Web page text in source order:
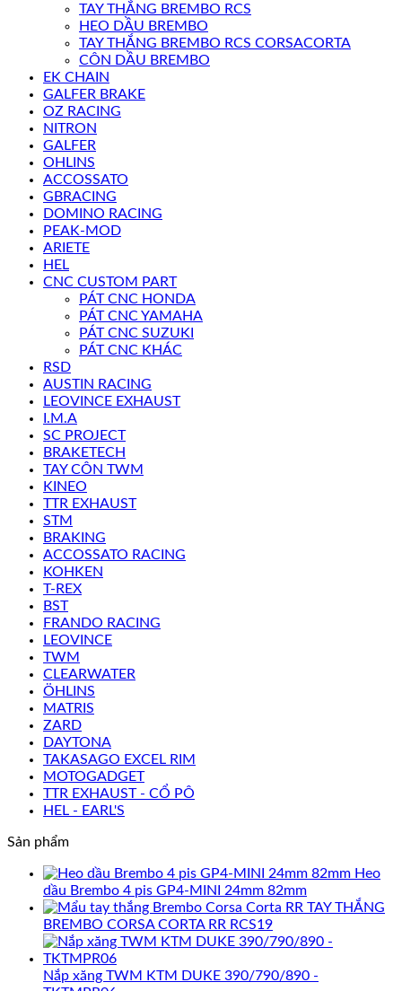
TAY THẮNG BREMBO RCS
HEO DẦU BREMBO
TAY THẮNG BREMBO RCS CORSACORTA
CÔN DẦU BREMBO
EK CHAIN
GALFER BRAKE
OZ RACING
NITRON
GALFER
OHLINS
ACCOSSATO
GBRACING
DOMINO RACING
PEAK-MOD
ARIETE
HEL
CNC CUSTOM PART
PÁT CNC HONDA
PÁT CNC YAMAHA
PÁT CNC SUZUKI
PÁT CNC KHÁC
RSD
AUSTIN RACING
LEOVINCE EXHAUST
I.M.A
SC PROJECT
BRAKETECH
TAY CÔN TWM
KINEO
TTR EXHAUST
STM
BRAKING
ACCOSSATO RACING
KOHKEN
T-REX
BST
FRANDO RACING
LEOVINCE
TWM
CLEARWATER
ÖHLINS
MATRIS
ZARD
DAYTONA
TAKASAGO EXCEL RIM
MOTOGADGET
TTR EXHAUST - CỔ PÔ
HEL - EARL'S
Sản phẩm
Heo
dầu Brembo 4 pis GP4-MINI 24mm 82mm
TAY THẮNG
BREMBO CORSA CORTA RR RCS19
Nắp xăng TWM KTM DUKE 390/790/890 -